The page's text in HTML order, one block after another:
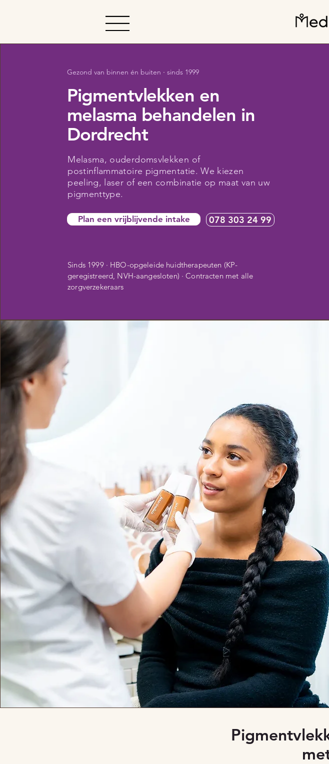
Gezond van binnen én buiten ·sinds 1999
Pigmentvlekken en
melasma behandelen in
Dordrecht
Melasma, ouderdomsvlekken of
postinflammatoire pigmentatie. We kiezen
peeling, laser of een combinatie op maat van uw
pigmenttype.
Plan een vrijblijvende intake 078 303 24 99
Sinds 1999 · HBO-opgeleide huidtherapeuten (KP-
geregistreerd, NVH-aangesloten) · Contracten met alle
zorgverzekeraars